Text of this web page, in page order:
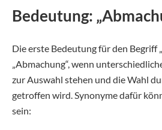
Bedeutung:
Die erste Bedeutung für den Begriff
„Abmachung“, wenn
zur Auswahl stehen und die Wahl
getroffen wird. Synonyme dafür
sein: